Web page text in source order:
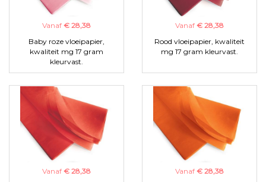
Vanaf € 28,38
Baby roze vloeipapier,
kwaliteit mg 17 gram
kleurvast.
Vanaf € 28,38
Rood vloeipapier, kwaliteit
mg 17 gram kleurvast.
Vanaf € 28,38
Vanaf € 28,38